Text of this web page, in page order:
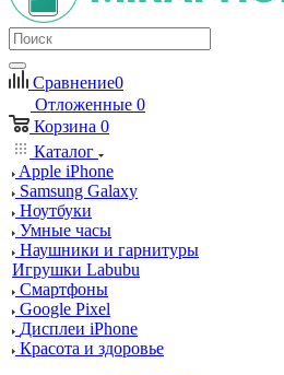
Сравнение0
Отложенные 0
Корзина 0
Каталог
Apple iPhone
Samsung Galaxy
Ноутбуки
Умные часы
Наушники и гарнитуры
Игрушки Labubu
Смартфоны
Google Pixel
Дисплеи iPhone
Красота и здоровье